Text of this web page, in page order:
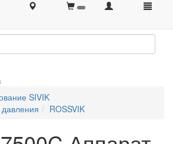
66 +7 (495) 646-08-66
SIVIK
ROSSVIK